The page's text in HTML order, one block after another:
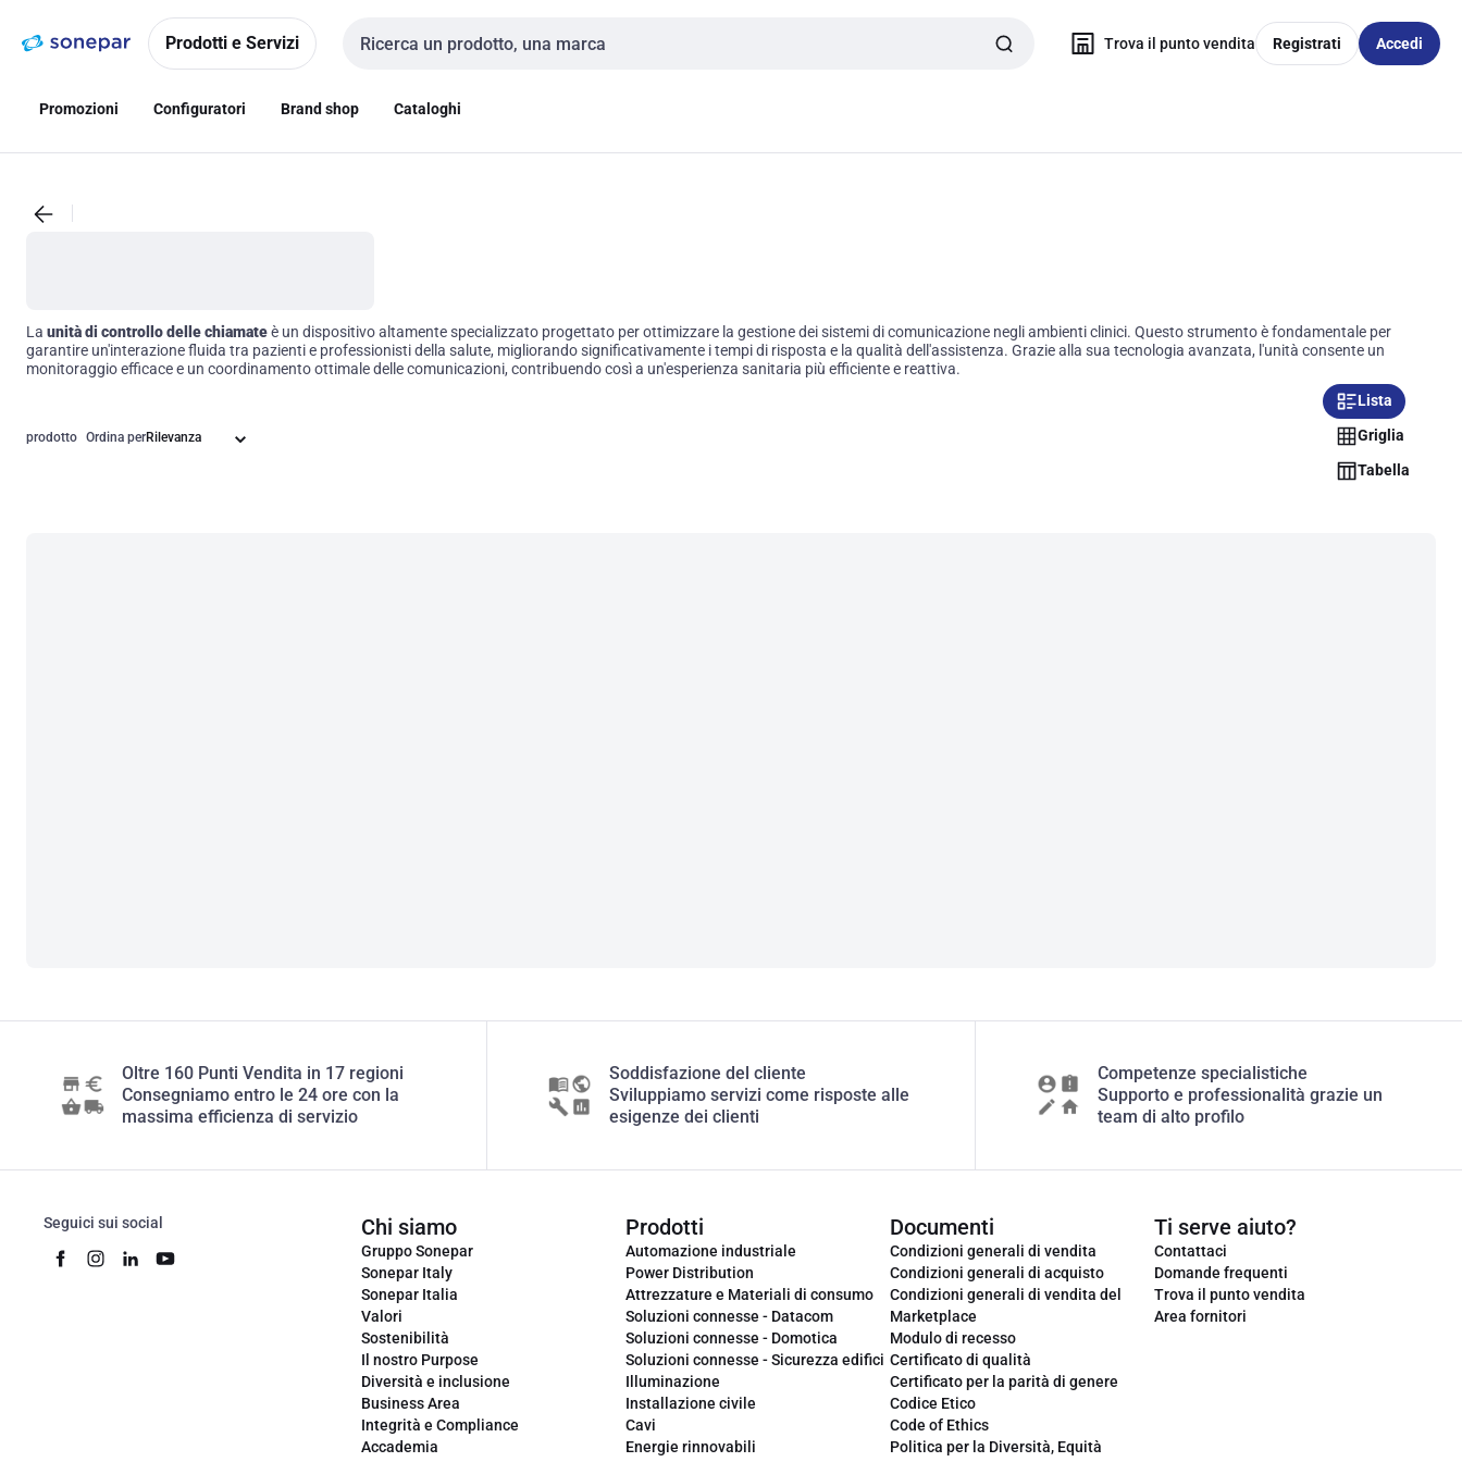
navigazionealla
Prodotti e Servizi
Cerca input
Trova il punto vendita Registrati Accedi
Promozioni Configuratori Brand shop Cataloghi
La unità di controllo delle chiamateè un dispositivo altamente specializzato progettato per ottimizzare la gestione dei sistemi di comunicazione negli ambienti clinici. Questo strumento è fondamentale per
garantire un'interazione fluida tra pazienti e professionisti della salute, migliorando significativamente i tempi di risposta e la qualità dell'assistenza. Grazie alla sua tecnologia avanzata, l'unità consente un
monitoraggio efficace e un coordinamento ottimale delle comunicazioni, contribuendo così a un'esperienza sanitaria più efficiente e reattiva.
prodotto Ordina per
Lista
Griglia
Tabella
Oltre 160 Punti Vendita in 17 regioni
Consegniamo entro le 24 ore con la
massima efficienza di servizio
Soddisfazione del cliente
Sviluppiamo servizi come risposte alle
esigenze dei clienti
Competenze specialistiche
Supporto e professionalità grazie un
team di alto profilo
Seguici sui social Chi siamo
Gruppo Sonepar
Sonepar Italy
Sonepar Italia
Valori
Sostenibilità
Il nostro Purpose
Diversità e inclusione
Business Area
Integrità e Compliance
Accademia
Prodotti
Automazione industriale
Power Distribution
Attrezzature e Materiali di consumo
Soluzioni connesse - Datacom
Soluzioni connesse - Domotica
Soluzioni connesse - Sicurezza edifici
Illuminazione
Installazione civile
Cavi
Energie rinnovabili
Documenti
Condizioni generali di vendita
Condizioni generali di acquisto
Condizioni generali di vendita del
Marketplace
Modulo di recesso
Certificato di qualità
Certificato per la parità di genere
Codice Etico
Code of Ethics
Politica per la Diversità, Equità
Ti serve aiuto?
Contattaci
Domande frequenti
Trova il punto vendita
Area fornitori